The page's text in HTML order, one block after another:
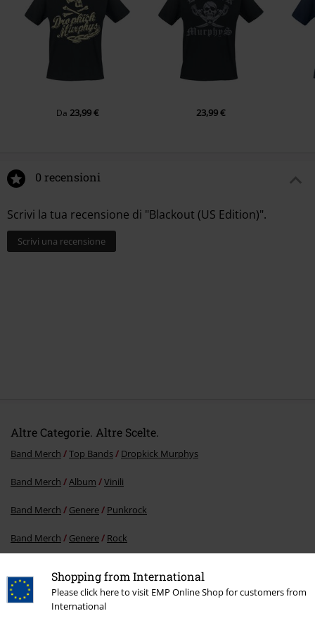
Shopping from International
Please click here to visit EMP Online Shop for customers from
International
Da 23,99 € 23,99 €
0 recensioni
Scrivi la tua recensione di "Blackout (US Edition)".
Scrivi una recensione
Altre Categorie. Altre Scelte.
Band Merch Top Bands Dropkick Murphys
Band Merch Album Vinili
Band Merch Genere Punkrock
Band Merch Genere Rock